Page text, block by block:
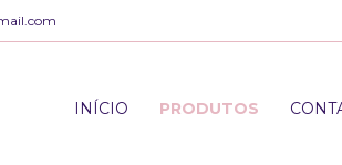
INÍCIO PRODUTOS